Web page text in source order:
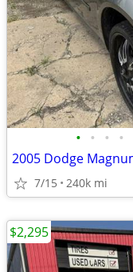
• • • •
2005 Dodge
7/15 240k mi
$2,295